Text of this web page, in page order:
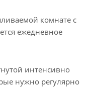
комнате с
ежедневное
интенсивно
нужно регулярно